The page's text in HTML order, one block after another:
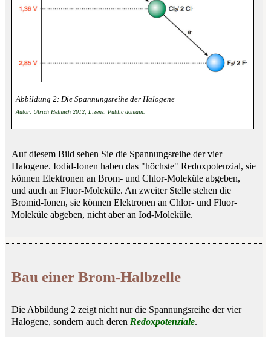
Die Spannungsreihe der Halogene
Autor: Ulrich Helmich 2012, Lizenz: Public domain.
Auf diesem Bild sehen Sie die Spannungsreihe der vier
Halogene. Iodid-Ionen haben das "höchste" Redoxpotenzial, sie
können Elektronen an Brom- und Chlor-Moleküle abgeben,
und auch an Fluor-Moleküle. An zweiter Stelle stehen die
Bromid-Ionen, sie können Elektronen an Chlor- und Fluor-
Moleküle abgeben, nicht aber an Iod-Moleküle.
Bau einer Brom-Halbzelle
Die Abbildung 2 zeigt nicht nur die Spannungsreihe der vier
Halogene, sondern auch deren Redoxpotenziale.